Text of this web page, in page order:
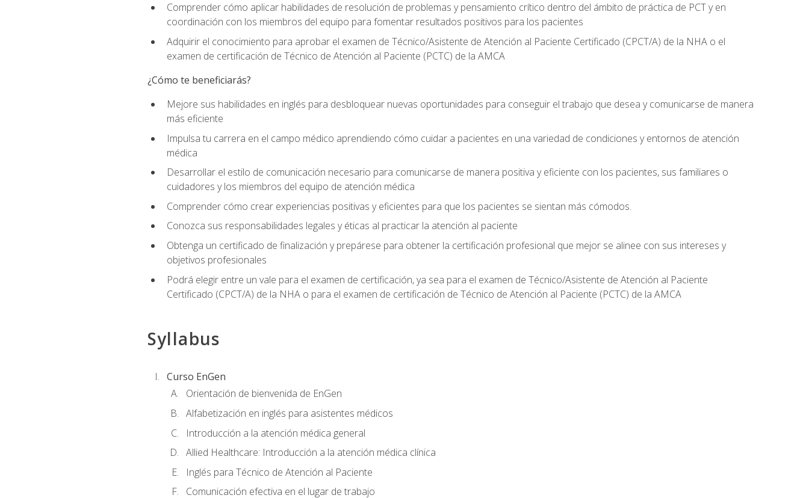
Comprender cómo aplicar habilidades de resolución de problemas y pensamiento crítico dentro del ámbito de práctica de PCT y en
coordinación con los miembros del equipo para fomentar resultados positivos para los pacientes
Adquirir el conocimiento para aprobar el examen de Técnico/Asistente de Atención al Paciente Certificado (CPCT/A) de la NHA o el
examen de certificación de Técnico de Atención al Paciente (PCTC) de la AMCA
¿Cómo te beneficiarás?
Mejore sus habilidades en inglés para desbloquear nuevas oportunidades para conseguir el trabajo que desea y comunicarse de manera
más eficiente
Impulsa tu carrera en el campo médico aprendiendo cómo cuidar a pacientes en una variedad de condiciones y entornos de atención
médica
Desarrollar el estilo de comunicación necesario para comunicarse de manera positiva y eficiente con los pacientes, sus familiares o
cuidadores y los miembros del equipo de atención médica
Comprender cómo crear experiencias positivas y eficientes para que los pacientes se sientan más cómodos.
Conozca sus responsabilidades legales y éticas al practicar la atención al paciente
Obtenga un certificado de finalización y prepárese para obtener la certificación profesional que mejor se alinee con sus intereses y
objetivos profesionales
Podrá elegir entre un vale para el examen de certificación, ya sea para el examen de Técnico/Asistente de Atención al Paciente
Certificado (CPCT/A) de la NHA o para el examen de certificación de Técnico de Atención al Paciente (PCTC) de la AMCA
Syllabus
Curso EnGen
Orientación de bienvenida de EnGen
Alfabetización en inglés para asistentes médicos
Introducción a la atención médica general
Allied Healthcare: Introducción a la atención médica clínica
Inglés para Técnico de Atención al Paciente
Comunicación efectiva en el lugar de trabajo